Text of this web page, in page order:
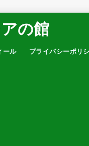
の館
ール プライバシーポリ